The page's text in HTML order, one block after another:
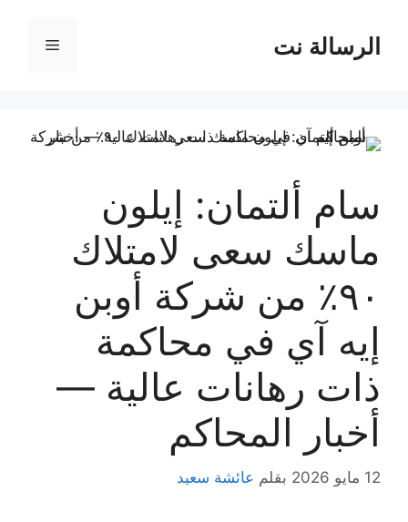
المحتوىالرسالة نت القائمة
سام ألتمان: إيلون
ماسك سعى لامتلاك
٩٠٪ من شركة أوبن
إيه آي في محاكمة
ذات رهانات عالية —
أخبار المحاكم
12 مايو 2026 بقلم عائشة سعيد